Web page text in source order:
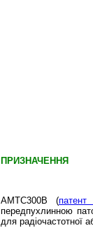
ПРИЗНАЧЕННЯ
AMTC300B (
передпухлинною
для радіочастотної